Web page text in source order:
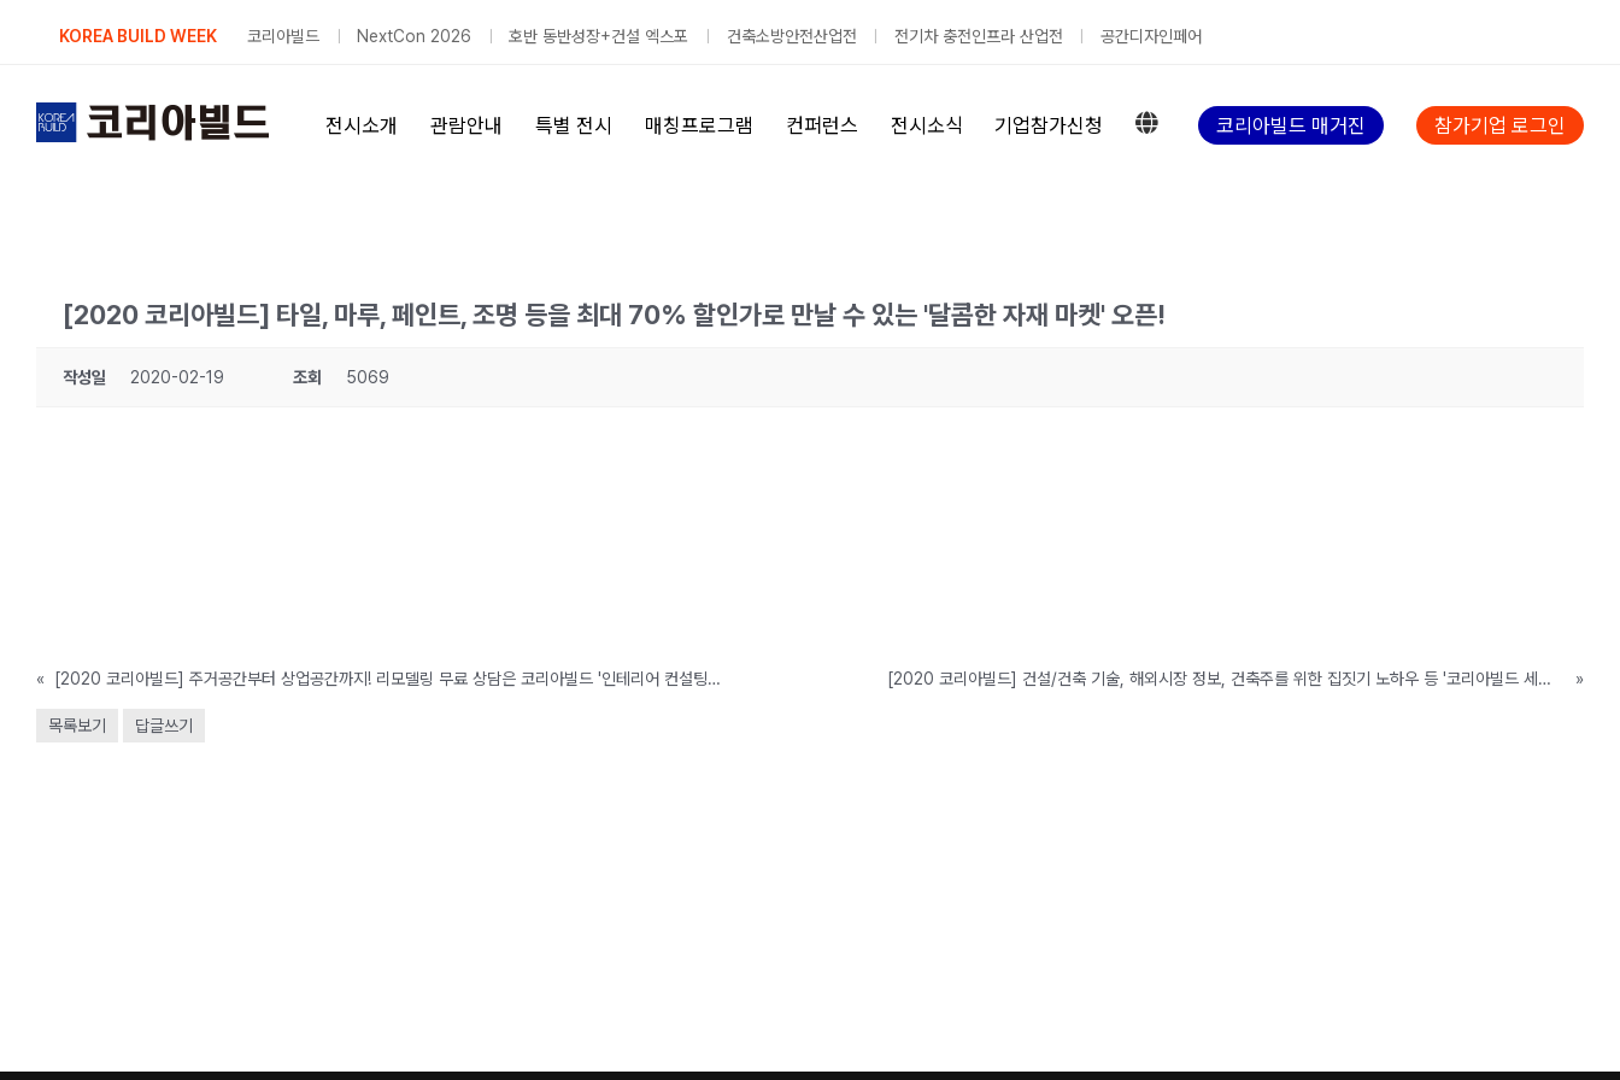
KOREA BUILD WEEK 코리아빌드 NextCon 2026 호반 동반성장+건설 엑스포 건축소방안전산업전 전기차 충전인프라 산업전 공간디자인페어
전시소개 관람안내 특별 전시 매칭프로그램 컨퍼런스 전시소식 기업참가신청 코리아빌드 매거진 참가기업 로그인
[2020 코리아빌드] 타일, 마루, 페인트, 조명 등을 최대 70% 할인가로 만날 수 있는 '달콤한 자재 마켓' 오픈!
작성일 2020-02-19 조회 5069
« [2020 코리아빌드] 주거공간부터 상업공간까지! 리모델링 무료 상담은 코리아빌드 '인테리어 컨설팅관'에서! [2020 코리아빌드] 건설/건축 기술, 해외시장 정보, 건축주를 위한 집짓기 노하우 등 '코리아빌드 세미나' 놓치지 마세요. »
목록보기 답글쓰기